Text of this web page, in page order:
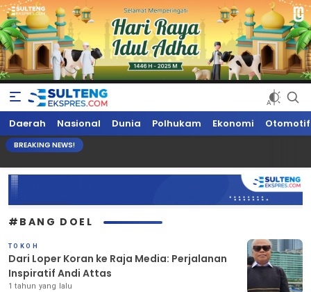
Sultengekspres.com
Berita Seputar Sulteng Hari Ini, Update Terkini, Suaranya Rakyat
Sulteng
Daerah Nasional Dunia Polhukam Ekonomi Otomotif
BREAKING NEWS!
#BANG DOEL
TOKOH
Dari Loper Koran ke Raja Media: Perjalanan
Inspiratif Andi Attas
1 tahun yang lalu